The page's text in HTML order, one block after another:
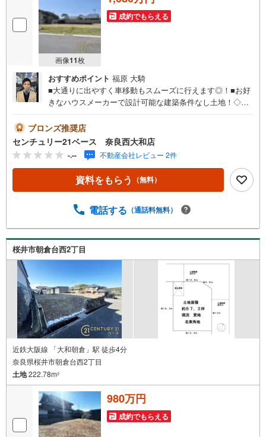
画像11枚
成約でもらえる
おすすめポイント 福原 大騎
■大通りに出やすく車移動もスムーズに行えます◎！■お好
きなハウスメーカーで設計可能な建築条件なし土地！◇ご
のお時間でもご見学可！・今から見たい！というお声にも
ご対応できます！◇住宅ローンもお任せください！◇・提
携銀行多数あり（地方銀行・都市銀行・信用金庫etc）・優
遇後適用金利 0.875％～（審査内容により異なります）---
◇◇ Yahoo！不動産キャンペーン対象店舗 ◇◇ ----当店で
物件を成約いただくとPayPayボーナスライトがもらえる
ます。「資料をもらう」「見学予約をする」からエントリ
問い合わせください。-----------------------------
ブロンズ推奨店
センチュリー21ベース 奈良西大和店
-.-- 不動産会社レビュー 2件
資料をもらう （無料）
電話する （通話料無料）
桜井市朝倉台西2丁目
近鉄大阪線 「大和朝倉」駅 徒歩4分
奈良県桜井市朝倉台西2丁目
土地222.78m2
980万円
成約でもらえる